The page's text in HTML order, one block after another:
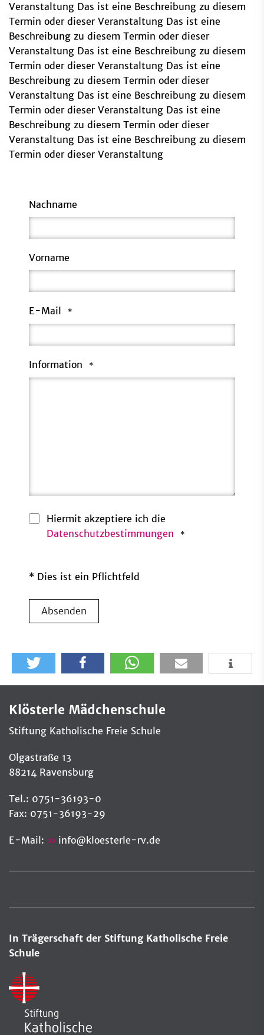
Veranstaltung Das ist eine Beschreibung zu diesem
Termin oder dieser Veranstaltung Das ist eine
Beschreibung zu diesem Termin oder dieser
Veranstaltung Das ist eine Beschreibung zu diesem
Termin oder dieser Veranstaltung Das ist eine
Beschreibung zu diesem Termin oder dieser
Veranstaltung Das ist eine Beschreibung zu diesem
Termin oder dieser Veranstaltung Das ist eine
Beschreibung zu diesem Termin oder dieser
Veranstaltung Das ist eine Beschreibung zu diesem
Termin oder dieser Veranstaltung
Nachname
Vorname
E-Mail *
Information *
Hiermit akzeptiere ich die
Datenschutzbestimmungen
*
* Dies ist ein Pflichtfeld
Absenden
Klösterle Mädchenschule
Stiftung Katholische Freie Schule
Olgastraße 13
88214 Ravensburg
Tel.: 0751-36193-0
Fax: 0751-36193-29
E-Mail: info@ kloesterle-rv.de
In Trägerschaft der Stiftung Katholische Freie
Schule